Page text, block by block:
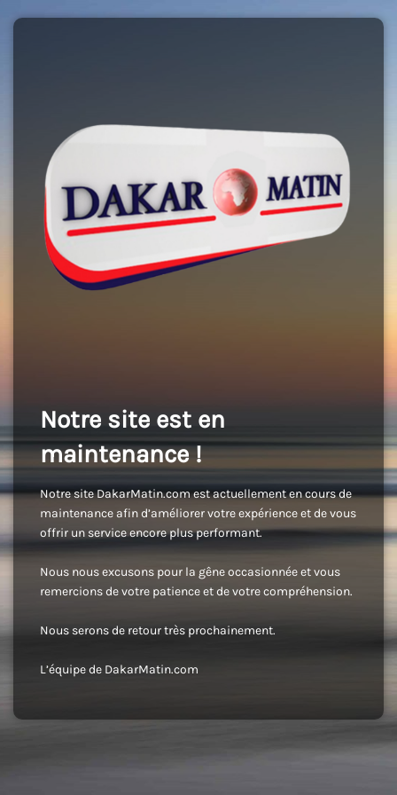
Notre site est en
maintenance !
Notre site DakarMatin.com est actuellement en cours de
maintenance afin d’améliorer votre expérience et de vous
offrir un service encore plus performant.
Nous nous excusons pour la gêne occasionnée et vous
remercions de votre patience et de votre compréhension.
Nous serons de retour très prochainement.
L’équipe de DakarMatin.com